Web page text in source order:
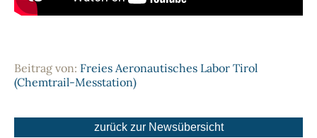
Beitrag von: Freies Aeronautisches Labor Tirol
(Chemtrail-Messtation)
zurück zur Newsübersicht